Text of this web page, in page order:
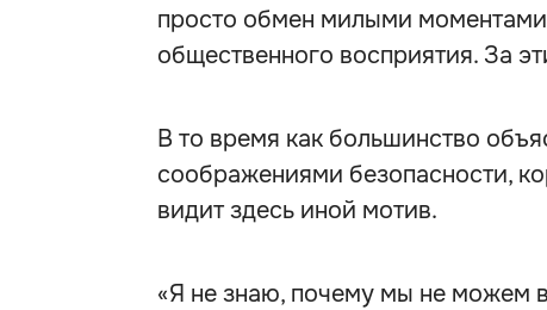
просто обмен милыми
общественного восприятия. За
В то время как большинство
соображениями безопасности,
видит здесь иной мотив.
«Я не знаю, почему мы не можем